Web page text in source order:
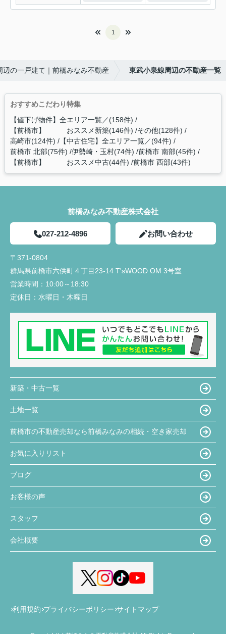
1
辺の一戸建て｜前橋みなみ不動産 東武小泉線周辺の不動産一覧
おすすめこだわり特集
【値下げ物件】全エリア一覧／(158件)
【前橋市】 おススメ新築(146件) その他(128件)
高崎市(124件) 【中古住宅】全エリア一覧／(94件)
前橋市 北部(75件) 伊勢崎・玉村(74件) 前橋市 南部(45件)
【前橋市】 おススメ中古(44件) 前橋市 西部(43件)
前橋みなみ不動産株式会社
027-212-4896 お問い合わせ
〒371-0804
群馬県前橋市六供町４丁目23‐14 T'sWOOD OM 3号室
営業時間： 10:00～18:30
定休日： 水曜日・木曜日
新築・中古一覧
土地一覧
前橋市の不動産売却なら前橋みなみの相続・空き家売却
お気に入りリスト
ブログ
お客様の声
スタッフ
会社概要
利用規約 プライバシーポリシー サイトマップ